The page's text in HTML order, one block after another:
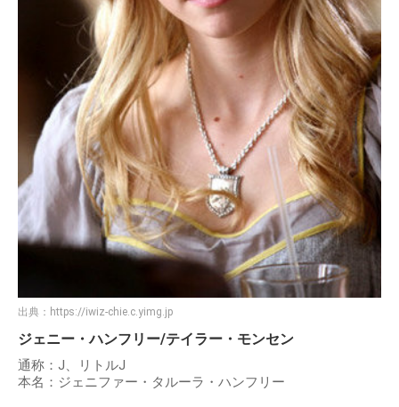
出典： https://iwiz-chie.c.yimg.jp
ジェニー・ハンフリー/テイラー・モンセン
通称：J、リトルJ
本名：ジェニファー・タルーラ・ハンフリー